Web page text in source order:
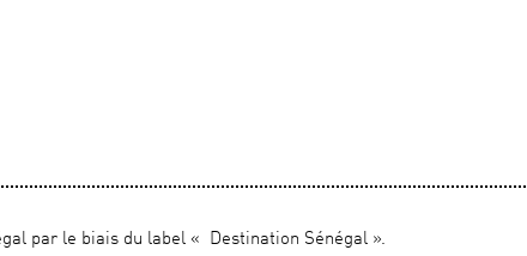
par le biais du label « Destination Sénégal ».